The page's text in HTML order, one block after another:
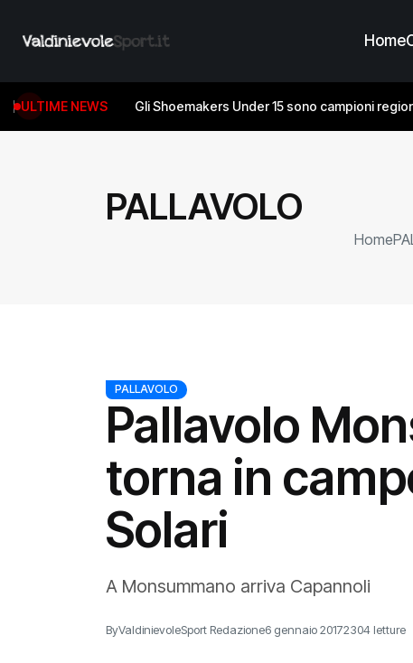
Home
ULTIME NEWS Gli Shoemakers Under 15 sono campioni
PALLAVOLO
Home
PALLAVOLO
Pallavolo
torna in
Solari
A Monsummano arriva Capannoli
ByValdinievoleSport Redazione6 gennaio 20172304 letture